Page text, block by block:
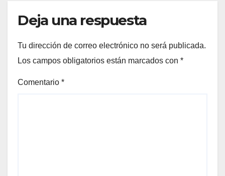
Deja una respuesta
Tu dirección de correo electrónico no será publicada.
Los campos obligatorios están marcados con *
Comentario *